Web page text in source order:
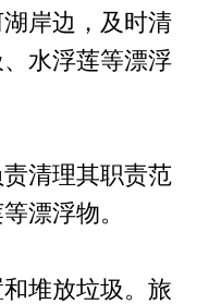
岸边，及时清
水浮莲等漂浮
清理其职责范
漂浮物。
堆放垃圾。旅